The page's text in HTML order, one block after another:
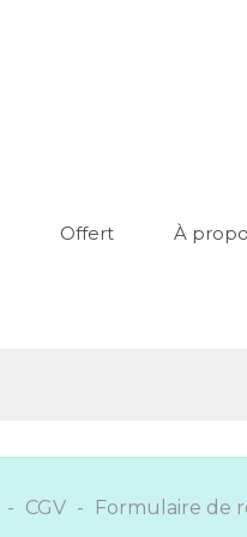
Offert À
- CGV - Formulaire de